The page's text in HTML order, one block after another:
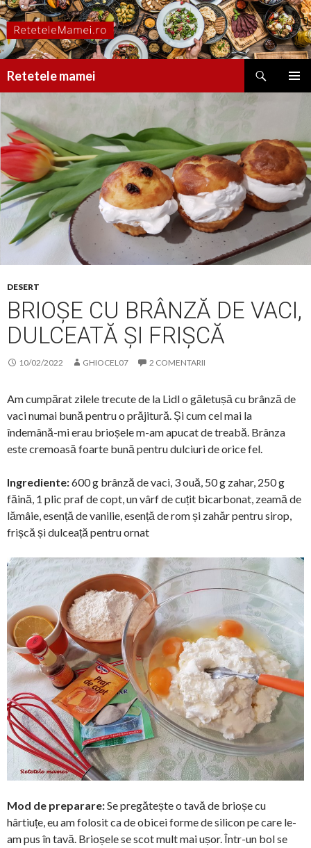
Retetele mamei
CONȚINUT
DESERT
BRIOȘE CU BRÂNZĂ DE VACI,
DULCEATĂ ȘI FRIȘCĂ
10/02/2022 GHIOCEL07 2 COMENTARII
Am cumpărat zilele trecute de la Lidl o găletușă cu brânză de
vaci numai bună pentru o prăjitură. Și cum cel mai la
îndemână-mi erau brioșele m-am apucat de treabă. Brânza
este cremoasă foarte bună pentru dulciuri de orice fel.
Ingrediente:600 g brânză de vaci, 3 ouă, 50 g zahar, 250 g
făină, 1 plic praf de copt, un vârf de cuțit bicarbonat, zeamă de
lămâie, esență de vanilie, esență de rom și zahăr pentru sirop,
frișcă și dulceață pentru ornat
Mod de preparare:Se pregătește o tavă de brioșe cu
hârtiuțe, eu am folosit ca de obicei forme de silicon pe care le-
am pus în tavă. Brioșele se scot mult mai ușor. Într-un bol se